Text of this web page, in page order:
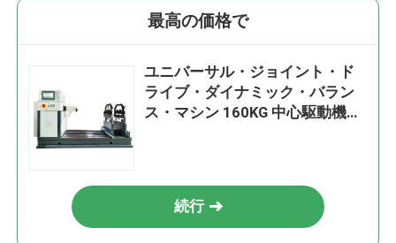
最高の価格で
ユニバーサル・ジョイント・ド
ライブ・ダイナミック・バラン
ス・マシン 160KG 中心駆動機の
続行